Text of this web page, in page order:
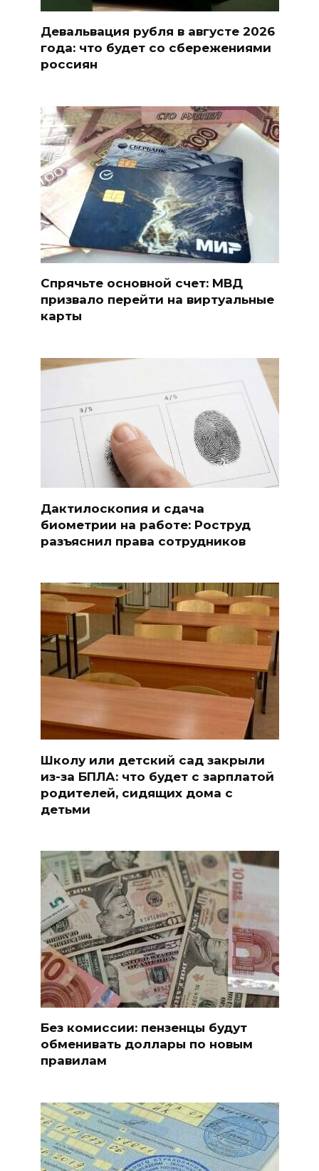
Девальвация рубля в августе 2026
года: что будет со сбережениями
россиян
Спрячьте основной счет: МВД
призвало перейти на виртуальные
карты
Дактилоскопия и сдача
биометрии на работе: Роструд
разъяснил права сотрудников
Школу или детский сад закрыли
из-за БПЛА: что будет с зарплатой
родителей, сидящих дома с
детьми
Без комиссии: пензенцы будут
обменивать доллары по новым
правилам